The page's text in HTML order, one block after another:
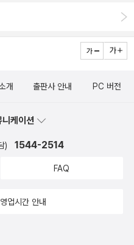
계의 역사가 달라지지 않았을까
동쪽에 있는 메소포타미아 지역
말이 었습니다.또 지금의 스페
야 왕조의 이슬람 세력의 북상
랑크군을 뚫지못했고 군영이 공
거머쥐었습니다.고대의 전투들
상은 달라집니다.키워드는 공
망디 공작 윌리엄과 앵글로색슨
은 책 가격 일 수도 있으나 역덕
이다. ​본 서평은 부흥 카페 서평
까지 응모) : 네이버 카페 (na
booheong/229313) 에 응
것 같다.... <아틀라스 세계의
용이 더 상세하고 촘촘하다. DK
무시할 수 없는 것, 바로 장정이
사>도 볼만하다. 궁상맞은 노인
매 고려해 보심이 어떨지요???
킹덤 오브 헤븐> 이야기를 안
븐>은 감독판이 그렇게 명작이
개 출판사 안내 PC 버전
케이션
) 1544-2514
FAQ
업시간 안내